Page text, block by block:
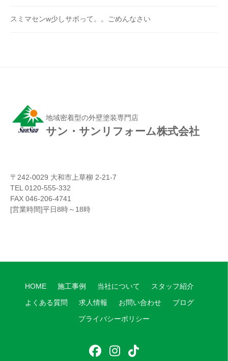
スミマセンw少しサボって。。ごめんなさい
地域密着型の外壁塗装専門店
サン・サンリフォーム株式会社
〒242-0029 大和市上草柳 2-21-7
TEL 0120-555-332
FAX 046-206-4741
[営業時間]平日8時～18時
HOME 施工事例 当社について スタッフ紹介
よくある質問 求人情報 お問い合わせ ブログ
プライバシーポリシー
フ イ テ